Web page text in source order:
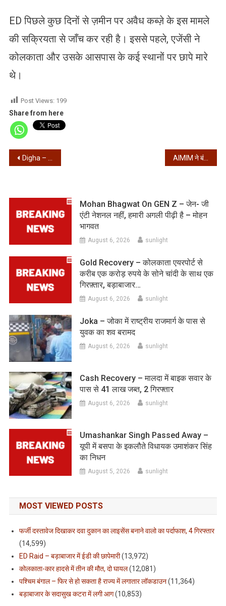
ED पिछले कुछ दिनों से ज़मीन पर अवैध कब्ज़े के इस मामले
की सक्रियता से जाँच कर रही है। इससे पहले, एजेंसी ने
कोलकाता और उसके आसपास के कई स्थानों पर छापे मारे
थे।
Post Views: 199
Share from here
Post
Digha – दीघा में केंद्रीय बल के जवान ने खुद को मारी गोली AIMIM ने बंगाल चुनाव के लिए जारी की 12 उम्मीदवारों की सूची
Mohan Bhagwat On GEN Z – जेन- जी
एंटी नेशनल नहीं, हमारी अगली पीढ़ी है – मोहन
भागवत
August 6, 2026 sunlight
Gold Recovery – कोलकाता एयरपोर्ट से
करीब एक करोड़ रुपये के सोने चांदी के साथ एक
गिरफ़्तार, बड़ाबाजार…
August 6, 2026 sunlight
Joka – जोका में राष्ट्रीय राजमार्ग के पास से
युवक का शव बरामद
August 6, 2026 sunlight
Cash Recovery – मालदा में बाइक सवार के
पास से 41 लाख जब्त, 2 गिरफ्तार
August 6, 2026 sunlight
Umashankar Singh Passed Away –
यूपी में बसपा के इकलौते विधायक उमाशंकर सिंह
का निधन
August 5, 2026 sunlight
MOST VIEWED POSTS
फर्जी दस्तावेज दिखाकर दवा दुकान का लाइसेंस बनाने वालो का पर्दाफाश, 4 गिरफ्तार
(14,599)
ED Raid – बड़ाबाजार में ईडी की छापेमारी(13,972)
कोलकाता-कार हादसे में तीन की मौत, दो घायल(12,081)
पश्चिम बंगाल – फिर से हो सकता है राज्य में लगातार लॉकडाउन(11,364)
बड़ाबाजार के सदासुख कटरा में लगी आग(10,853)